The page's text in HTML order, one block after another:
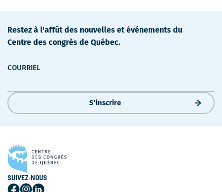
Restez à l'affût des nouvelles et événements du
Centre des congrès de Québec.
COURRIEL
S'inscrire
SUIVEZ-NOUS
Suivez-Suivez-
Suivez-